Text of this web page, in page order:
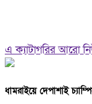
এ ক্যাটাগরির আরো
ধামরাইয়ে দেপাশাই